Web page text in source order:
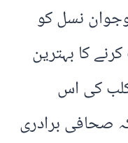
نسل کو
کا بہترین
کلب کی اس
صحافی برادری